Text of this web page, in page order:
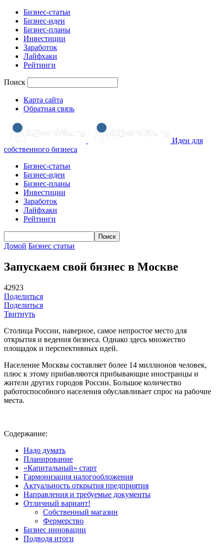
Бизнес-статьи
Бизнес-идеи
Бизнес-планы
Инвестиции
Заработок
Лайфхаки
Рейтинги
Поиск
Карта сайта
Обратная связь
Идеи для
собственного бизнеса
Бизнес-статьи
Бизнес-идеи
Бизнес-планы
Инвестиции
Заработок
Лайфхаки
Рейтинги
Домой Бизнес статьи
Запускаем свой бизнес в Москве
42923
Поделиться
Поделиться
Твитнуть
Столица России, наверное, самое непростое место для
открытия и ведения бизнеса. Однако здесь множество
площадок и перспективных идей.
Население Москвы составляет более 14 миллионов человек,
плюс к этому прибавляются прибывающие иностранцы и
жители других городов России. Большое количество
работоспособного населения обуславливает спрос на рабочие
места.
Содержание:
Надо думать
Планирование
«Капитальный» старт
Гармонизация налогообложения
Актуальность открытия предприятия
Направления и требуемые документы
Отличный вариант!
Собственный магазин
Фермерство
Бизнес инновации
Подводя итоги